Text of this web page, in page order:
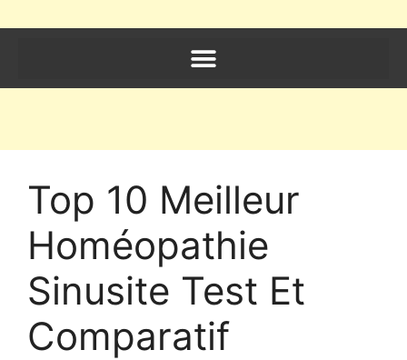
Top 10 Meilleur
Homéopathie
Sinusite Test Et
Comparatif